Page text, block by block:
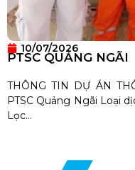
10/07/2026
PTSC QUẢNG NGÃI
THÔNG TIN DỰ ÁN
PTSC Quảng Ngãi Loại
Lọc...